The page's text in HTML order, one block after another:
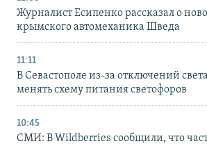
Журналист Есипенко рассказал о
крымского автомеханика Шведа
11:11
В Севастополе из-за отключений
менять схему питания светофоров
10:45
СМИ: В Wildberries сообщили, что